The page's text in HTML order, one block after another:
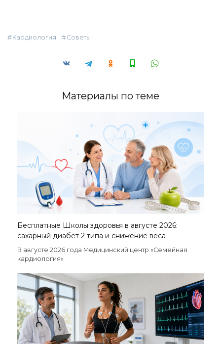
Кардиология Советы
Материалы по теме
Бесплатные Школы здоровья в августе 2026:
сахарный диабет 2 типа и снижение веса
В августе 2026 года Медицинский центр «Семейная
кардиология»